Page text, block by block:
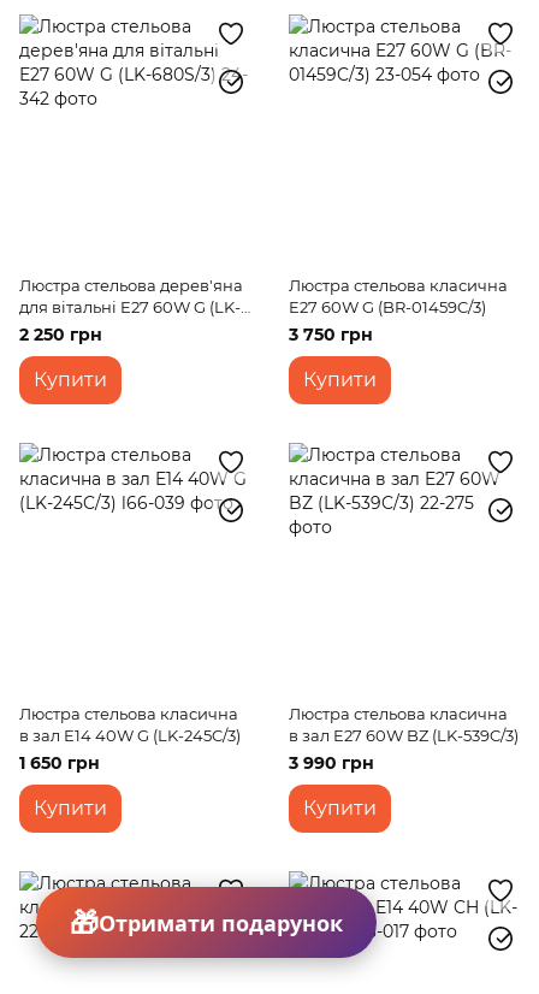
Люстра стельова дерев'яна
для вітальні E27 60W G (LK-
680S/3)
2 250 грн
Купити
Люстра стельова класична
E27 60W G (BR-01459C/3)
3 750 грн
Купити
Люстра стельова класична
в зал E14 40W G (LK-245C/3)
1 650 грн
Купити
Люстра стельова класична
в зал E27 60W BZ (LK-539C/3)
3 990 грн
Купити
Отримати подарунок